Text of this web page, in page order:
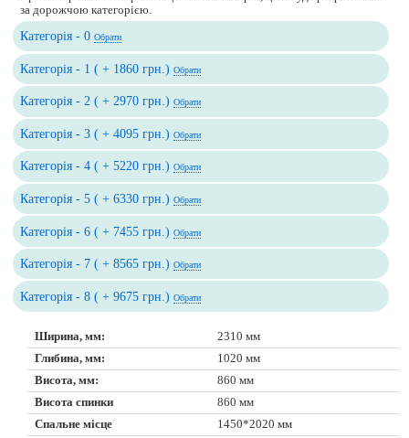
за дорожчою категорією.
Категорія - 0Обрати
Категорія - 1 ( + 1860 грн.)Обрати
Категорія - 2 ( + 2970 грн.)Обрати
Категорія - 3 ( + 4095 грн.)Обрати
Категорія - 4 ( + 5220 грн.)Обрати
Категорія - 5 ( + 6330 грн.)Обрати
Категорія - 6 ( + 7455 грн.)Обрати
Категорія - 7 ( + 8565 грн.)Обрати
Категорія - 8 ( + 9675 грн.)Обрати
Ширина, мм:
2310 мм
Глибина, мм:
1020 мм
Висота, мм:
860 мм
Висота спинки
860 мм
Спальне місце
1450*2020 мм